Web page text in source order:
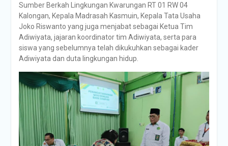
Sumber Berkah Lingkungan Kwarungan RT 01 RW 04
Kalongan, Kepala Madrasah Kasmuin, Kepala Tata Usaha
Joko Riswanto yang juga menjabat sebagai Ketua Tim
Adiwiyata, jajaran koordinator tim Adiwiyata, serta para
siswa yang sebelumnya telah dikukuhkan sebagai kader
Adiwiyata dan duta lingkungan hidup.